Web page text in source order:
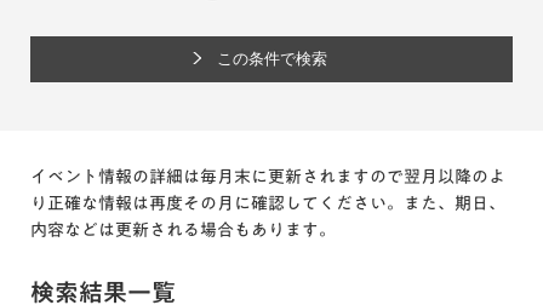
イベント情報の詳細は毎月末に更新されますので翌月以降のよ
り正確な情報は再度その月に確認してください。また、期日、
内容などは更新される場合もあります。
検索結果一覧